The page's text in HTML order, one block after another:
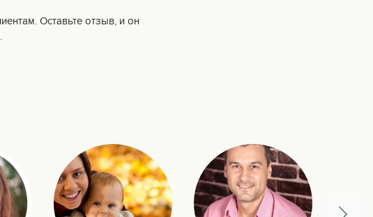
Оставьте отзыв, и он